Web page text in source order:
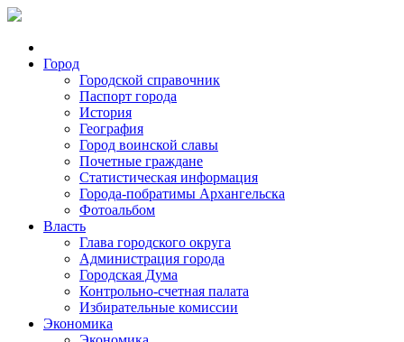
Город
Городской справочник
Паспорт города
История
География
Город воинской славы
Почетные граждане
Статистическая информация
Города-побратимы Архангельска
Фотоальбом
Власть
Глава городского округа
Администрация города
Городская Дума
Контрольно-счетная палата
Избирательные комиссии
Экономика